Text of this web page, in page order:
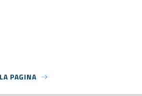
PAGINA